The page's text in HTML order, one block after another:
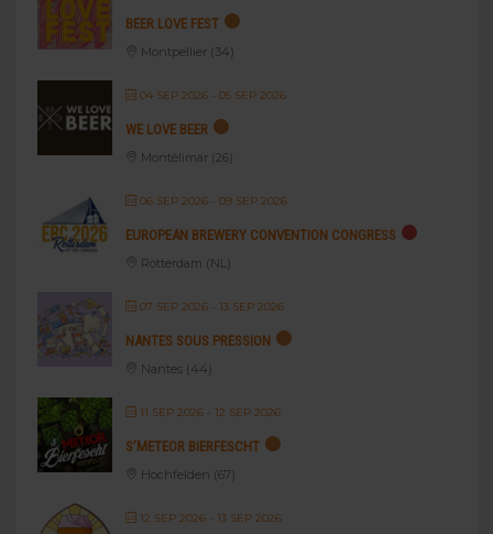
BEER LOVE FEST
Montpellier (34)
04 SEP 2026- 05 SEP 2026
WE LOVE BEER
Montélimar (26)
06 SEP 2026- 09 SEP 2026
EUROPEAN BREWERY CONVENTION CONGRESS
Rotterdam (NL)
07 SEP 2026- 13 SEP 2026
NANTES SOUS PRESSION
Nantes (44)
11 SEP 2026- 12 SEP 2026
S’METEOR BIERFESCHT
Hochfelden (67)
12 SEP 2026- 13 SEP 2026